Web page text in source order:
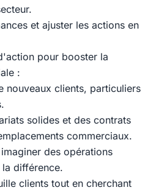
et ajuster les actions en
pour booster la
:
nouveaux clients, particuliers
solides et des contrats
commerciaux.
des opérations
différence.
clients tout en cherchant